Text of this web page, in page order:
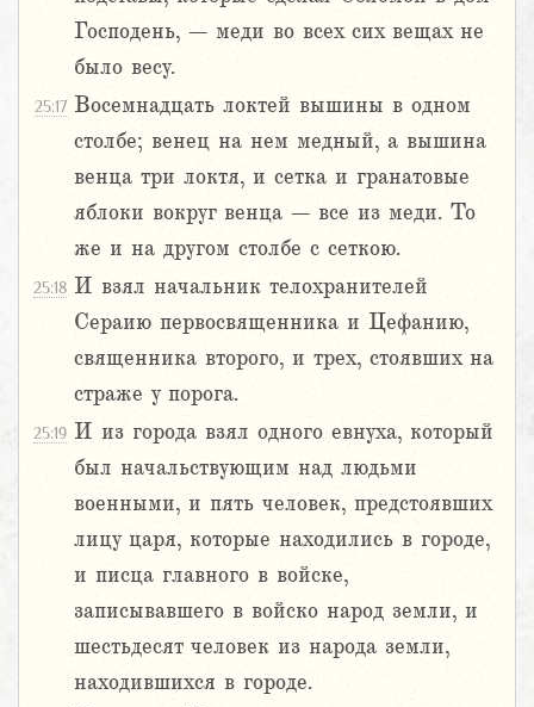
Господень, – меди во всех сих вещах не
было весу.
25:17 Восемнадцать локтей вышины в одном
столбе; венец на нем медный, а вышина
венца три локтя, и сетка и гранатовые
яблоки вокруг венца – все из меди. То
же и на другом столбе с сеткою.
25:18 И взял начальник телохранителей
Сераию первосвященника и Цефанию,
священника второго, и трех, стоявших на
страже у порога.
25:19 И из города взял одного евнуха, который
был начальствующим над людьми
военными, и пять человек, предстоявших
лицу царя, которые находились в городе,
и писца главного в войске,
записывавшего в войско народ земли, и
шестьдесят человек из народа земли,
находившихся в городе.